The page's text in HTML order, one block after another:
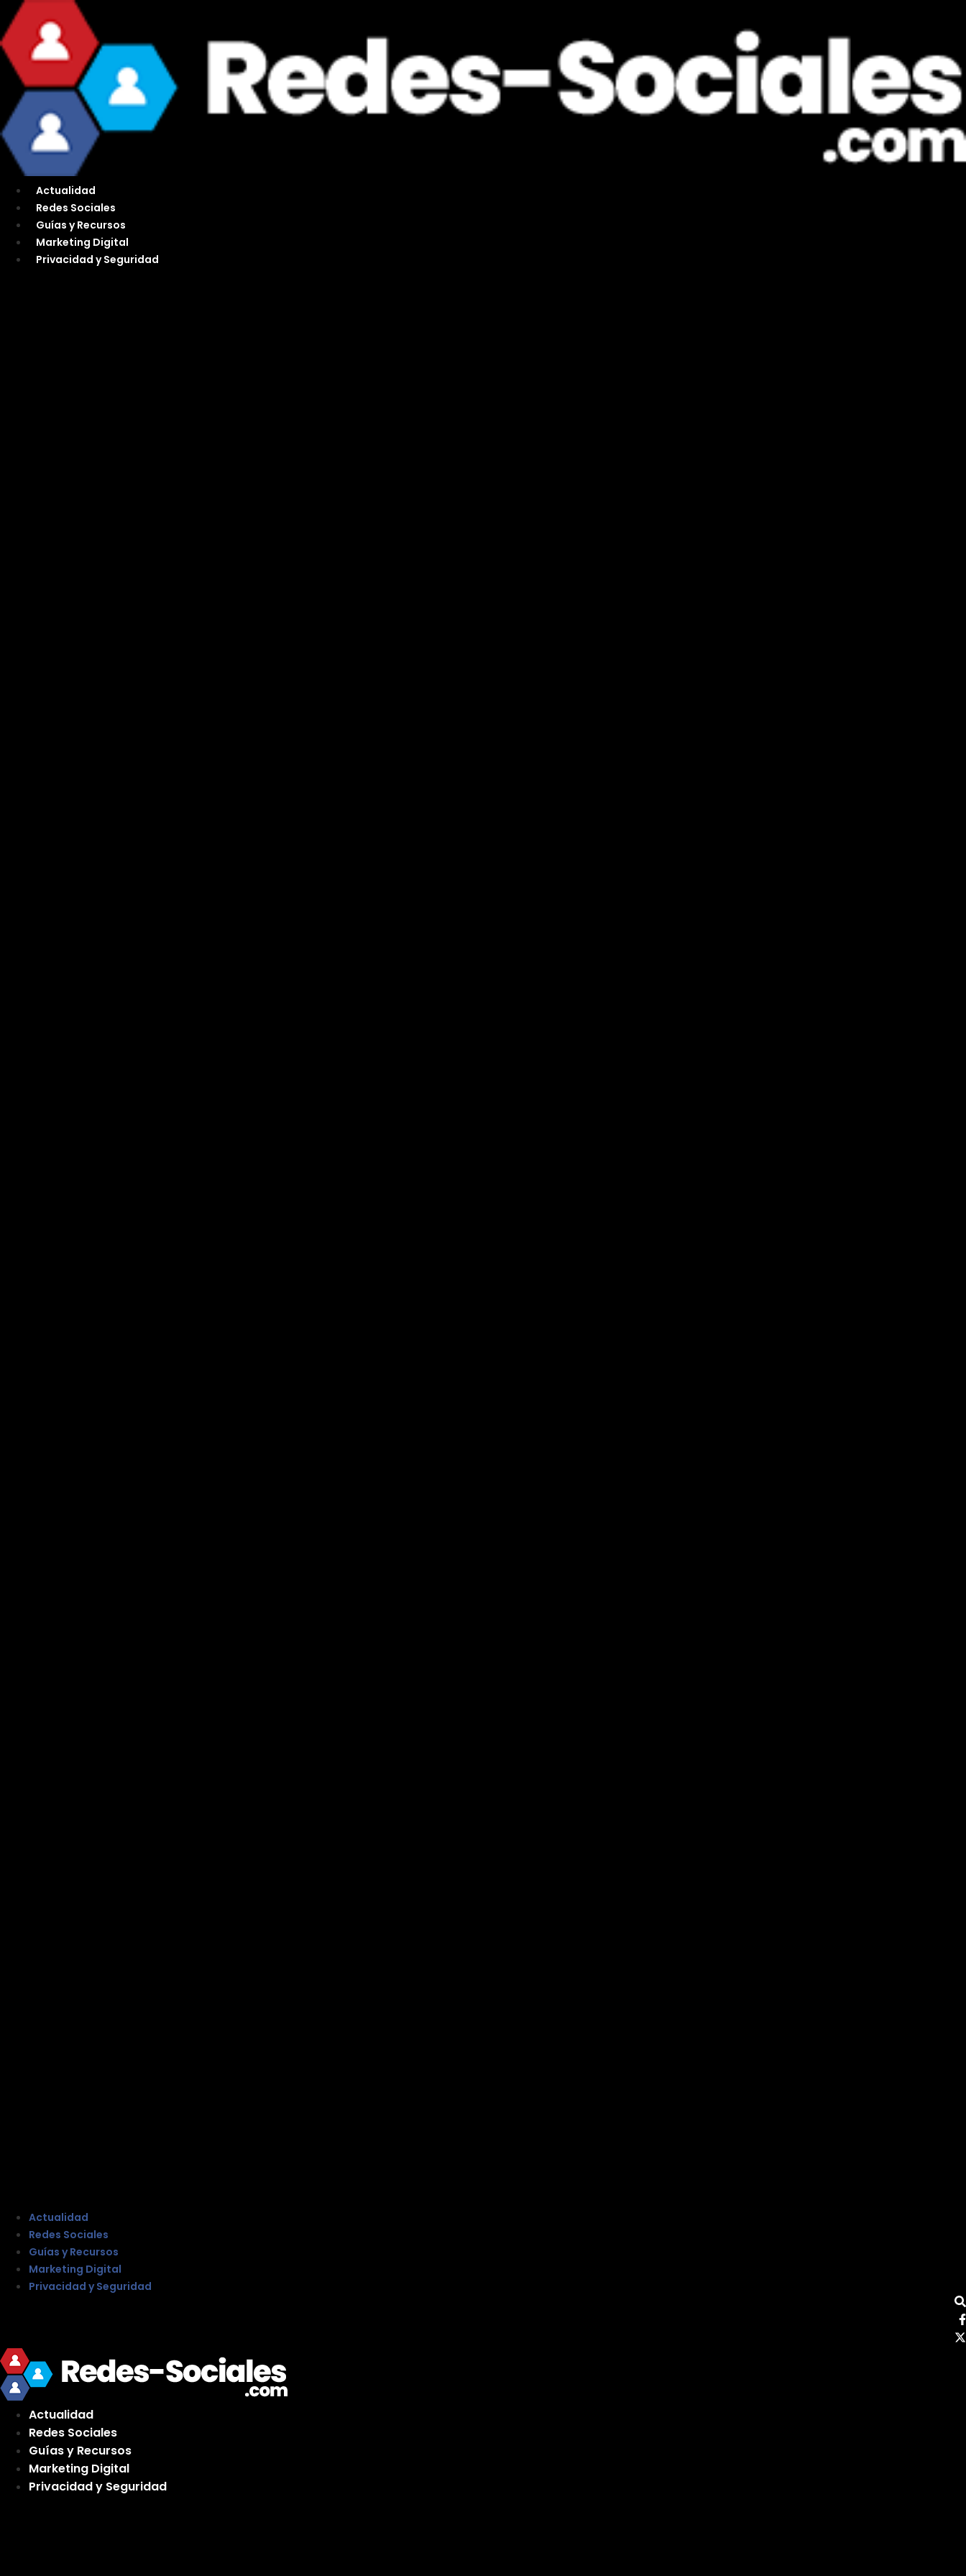
al
contenido
Actualidad
Redes Sociales
Guías y Recursos
Marketing Digital
Privacidad y Seguridad
Actualidad
Redes Sociales
Guías y Recursos
Marketing Digital
Privacidad y Seguridad
Actualidad
Redes Sociales
Guías y Recursos
Marketing Digital
Privacidad y Seguridad